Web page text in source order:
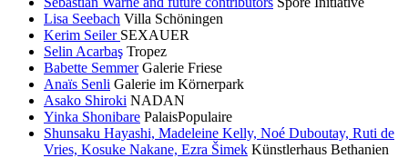
Lisa Seebach Villa Schöningen
Kerim Seiler SEXAUER
Selin Acarbaş Tropez
Babette Semmer Galerie Friese
Anaïs Senli Galerie im Körnerpark
Asako Shiroki NADAN
Yinka Shonibare PalaisPopulaire
Shunsaku Hayashi, Madeleine Kelly, Noé Duboutay, Ruti de
Vries, Kosuke Nakane, Ezra Šimek Künstlerhaus Bethanien